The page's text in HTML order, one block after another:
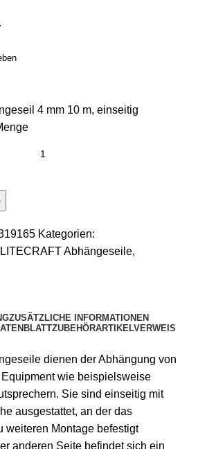
4 mm 10 m, einseitig
Kategorien:
LITECRAFT Abhängeseile,
ZUSÄTZLICHE INFORMATIONEN
ZUBEHÖRARTIKELVERWEIS
dienen der Abhängung von
wie beispielsweise
Sie sind einseitig mit
ausgestattet, an der das
weiteren Montage befestigt
anderen Seite befindet sich ein